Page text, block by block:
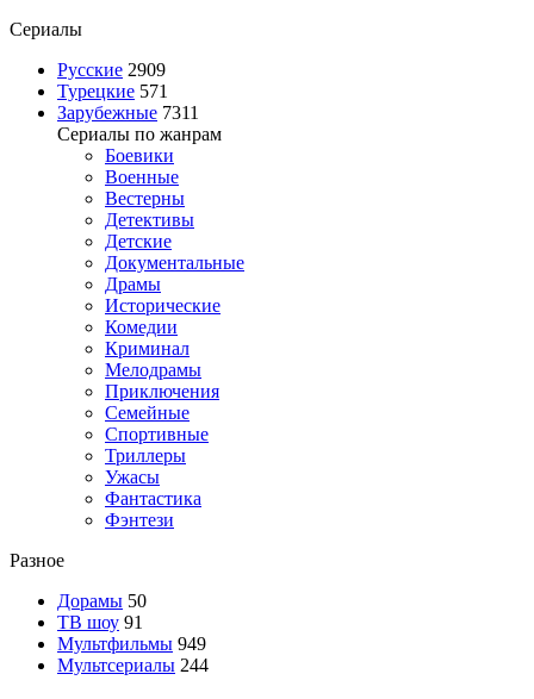
Сериалы
Русские 2909
Турецкие 571
Зарубежные 7311
Сериалы по жанрам
Боевики
Военные
Вестерны
Детективы
Детские
Документальные
Драмы
Исторические
Комедии
Криминал
Мелодрамы
Приключения
Семейные
Спортивные
Триллеры
Ужасы
Фантастика
Фэнтези
Разное
Дорамы 50
ТВ шоу 91
Мультфильмы 949
Мультсериалы 244